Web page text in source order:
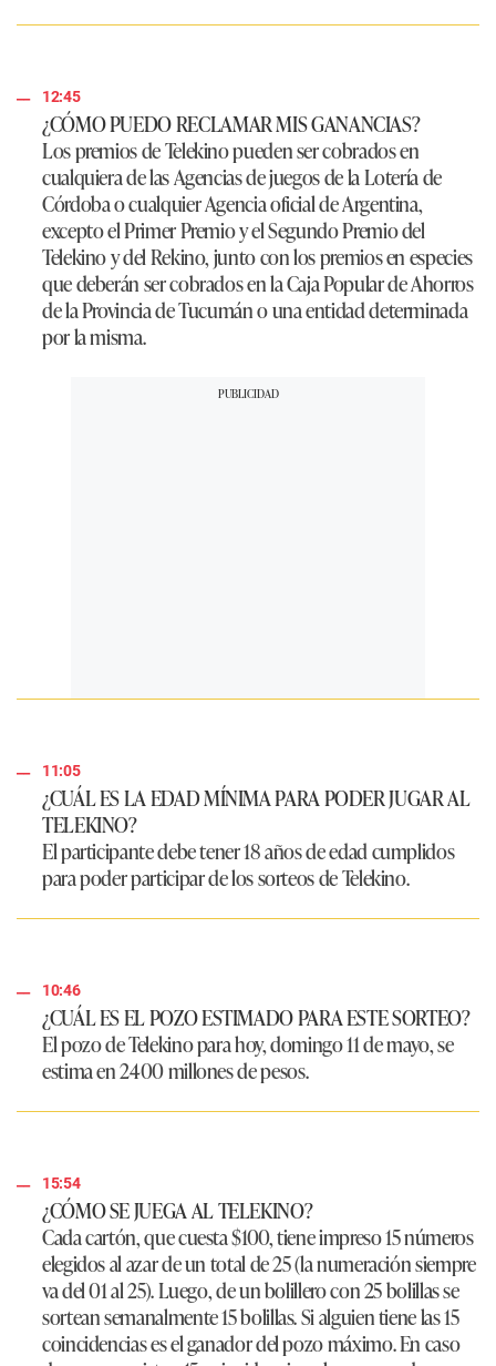
12:45
¿CÓMO PUEDO RECLAMAR MIS GANANCIAS?
Los premios de Telekino pueden ser cobrados en
cualquiera de las Agencias de juegos de la Lotería de
Córdoba o cualquier Agencia oficial de Argentina,
excepto el Primer Premio y el Segundo Premio del
Telekino y del Rekino, junto con los premios en especies
que deberán ser cobrados en la Caja Popular de Ahorros
de la Provincia de Tucumán o una entidad determinada
por la misma.
11:05
¿CUÁL ES LA EDAD MÍNIMA PARA PODER JUGAR AL
TELEKINO?
El participante debe tener 18 años de edad cumplidos
para poder participar de los sorteos deTelekino.
10:46
¿CUÁL ES EL POZO ESTIMADO PARA ESTE SORTEO?
El pozo deTelekinopara hoy, domingo 11 de mayo, se
estima en2400 millones de pesos.
15:54
¿CÓMO SE JUEGA AL TELEKINO?
Cada cartón, que cuesta $100, tiene impreso 15 números
elegidos al azar de un total de 25 (la numeración siempre
va del 01 al 25). Luego, de un bolillero con 25 bolillas se
sortean semanalmente 15 bolillas. Si alguien tiene las 15
coincidencias es el ganador del pozo máximo. En caso